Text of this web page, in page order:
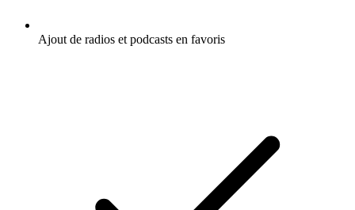
Ajout de radios et podcasts en favoris